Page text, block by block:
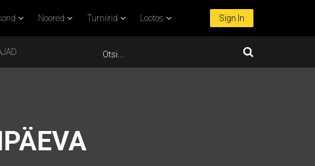
Noored Turniirid Lootos Sign In